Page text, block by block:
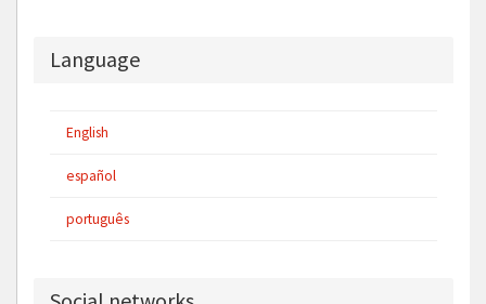
Language
English
español
português